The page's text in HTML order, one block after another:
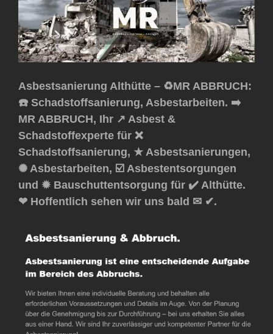
Asbestsanierung Althütte – ♻️MR ABBRUCH:
☎️ Schadstoffsanierung, Asbestarbeiten. ➡️
MR ABBRUCH, Ihr ↗️ Asbest &
Schadstoffexperte für ❌
Schadstoffsanierung, ★ Asbestsanierungen,
✺ Asbestarbeiten, ☑️ Asbestentsorgungen
und ✹ Bauschuttentsorgung für ✔️ Althütte.
❤ Hoffentlich sehen wir uns bald ✉ ✔.